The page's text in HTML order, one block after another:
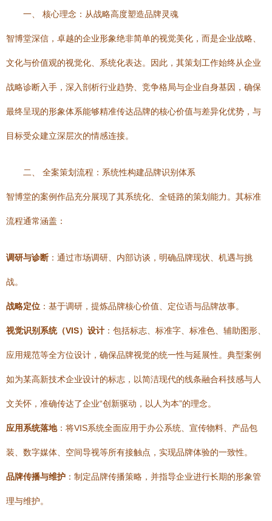
一、 核心理念：从战略高度塑造品牌灵魂
智博堂深信，卓越的企业形象绝非简单的视觉美化，而是企业战略、
文化与价值观的视觉化、系统化表达。因此，其策划工作始终从企业
战略诊断入手，深入剖析行业趋势、竞争格局与企业自身基因，确保
最终呈现的形象体系能够精准传达品牌的核心价值与差异化优势，与
目标受众建立深层次的情感连接。
二、 全案策划流程：系统性构建品牌识别体系
智博堂的案例作品充分展现了其系统化、全链路的策划能力。其标准
流程通常涵盖：
调研与诊断 ：通过市场调研、内部访谈，明确品牌现状、机遇与挑
战。
战略定位 ：基于调研，提炼品牌核心价值、定位语与品牌故事。
视觉识别系统（VIS）设计 ：包括标志、标准字、标准色、辅助图形、
应用规范等全方位设计，确保品牌视觉的统一性与延展性。典型案例
如为某高新技术企业设计的标志，以简洁现代的线条融合科技感与人
文关怀，准确传达了企业“创新驱动，以人为本”的理念。
应用系统落地：将VIS系统全面应用于办公系统、宣传物料、产品包
装、数字媒体、空间导视等所有接触点，实现品牌体验的一致性。
品牌传播与维护 ：制定品牌传播策略，并指导企业进行长期的形象管
理与维护。